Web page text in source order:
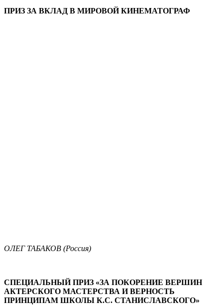
ПРИЗ ЗА ВКЛАД В МИРОВОЙ КИНЕМАТОГРАФ
ОЛЕГ ТАБАКОВ (Россия)
СПЕЦИАЛЬНЫЙ ПРИЗ «ЗА ПОКОРЕНИЕ ВЕРШИН
АКТЕРСКОГО МАСТЕРСТВА И ВЕРНОСТЬ
ПРИНЦИПАМ ШКОЛЫ К.С. СТАНИСЛАВСКОГО»